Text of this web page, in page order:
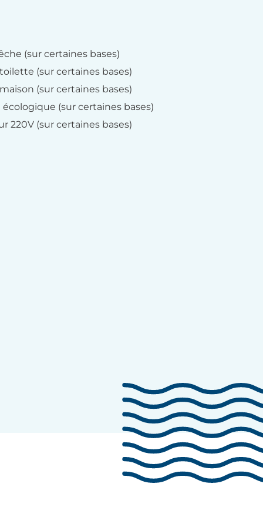
(sur certaines bases)
(sur certaines bases)
(sur certaines bases)
(sur certaines bases)
220V (sur certaines bases)